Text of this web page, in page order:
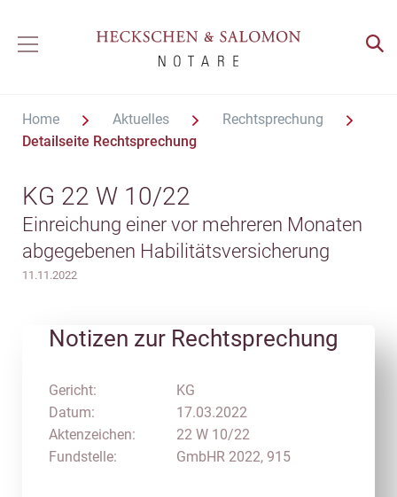
Home Aktuelles
Rechtsprechung
Detailseite Rechtsprechung
KG 22 W 10/22
Einreichung einer vor mehreren Monaten
abgegebenen Habilitätsversicherung
11.11.2022
Notizen zur Rechtsprechung
Gericht:
Datum:
Aktenzeichen:
Fundstelle:
KG
17.03.2022
22 W 10/22
GmbHR 2022, 915